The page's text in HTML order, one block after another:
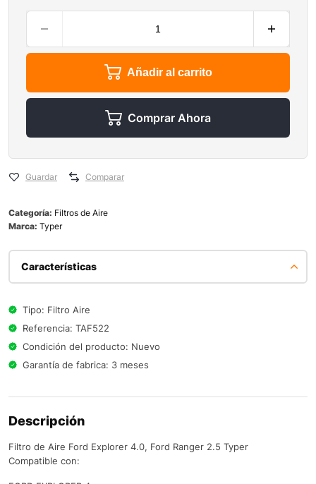
Añadir al carrito
Comprar Ahora
Guardar Comparar
Categoría: Filtros de Aire
Marca: Typer
Características
Tipo: Filtro Aire
Referencia: TAF522
Condición del producto: Nuevo
Garantía de fabrica: 3 meses
Descripción
Filtro de Aire Ford Explorer 4.0, Ford Ranger 2.5 Typer
Compatible con: